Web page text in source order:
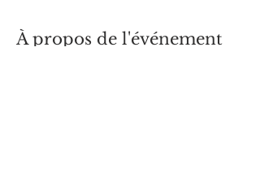
À propos de l'événement